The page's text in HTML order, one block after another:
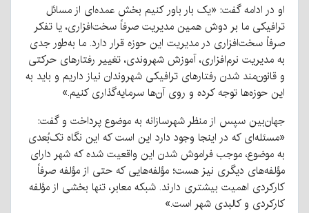
او در ادامه گفت: «یک بار باور کنیم بخش عمده‌ای از مسائل
ترافیکی ما بر دوش همین مدیریت صرفاً سخت‌افزاری، یا تفکر
صرفاً سخت‌افزاری در مدیریت این حوزه قرار دارد. ما به‌طور جدی
به مدیریت نرم‌افزاری، آموزش شهروندی، تغییر رفتارهای حرکتی
و قانون‌مند شدن رفتارهای ترافیکی شهروندان نیاز داریم و باید به
این حوزه‌ها توجه کرده و روی آن‌ها سرمایه‌گذاری کنیم.»
جهان‌بین سپس از منظر شهرسازانه به موضوع پرداخت و گفت:
«مسئله‌ای که در اینجا وجود دارد این است که این نگاه تک‌بُعدی
به موضوع، موجب فراموش شدن این واقعیت شده که شهر دارای
مؤلفه‌های دیگری نیز هست؛ مؤلفه‌هایی که حتی از مؤلفه صرفاً
کارکردی اهمیت بیشتری دارند. شبکه معابر، تنها بخشی از مؤلفه
کارکردی و کالبدی شهر است.»